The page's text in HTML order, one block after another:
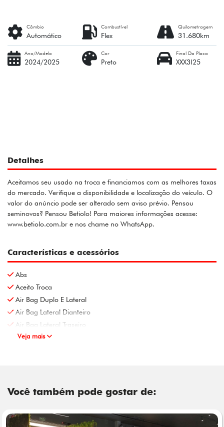
Câmbio
Automático
Combustível
Flex
Quilometragem
31.680km
Ano/Modelo
2024/2025
Cor
Preto
Final Da Placa
XXX3I25
Detalhes
Aceitamos seu usado na troca e financiamos com as melhores taxas
do mercado. Verifique a disponibilidade e localização do veículo. O
valor do anúncio pode ser alterado sem aviso prévio. Pensou
seminovos? Pensou Betiolo! Para maiores informações acesse:
www.betiolo.com.br e nos chame no WhatsApp.
Características e acessórios
Abs
Aceito Troca
Air Bag Duplo E Lateral
Air Bag Lateral Dianteiro
Air Bag Lateral Traseiro
Veja mais
Você também pode gostar de: